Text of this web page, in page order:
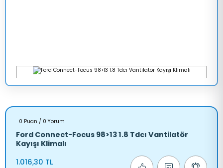
0 Puan / 0 Yorum
Ford Connect-Focus 98>13 1.8 Tdcı Vantilatör
Kayışı Klimalı
1.016,30 TL